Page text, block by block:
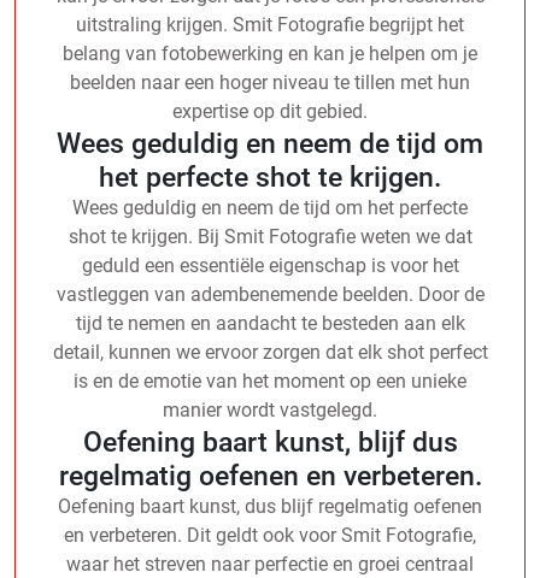
uitstraling krijgen. Smit Fotografie begrijpt het
belang van fotobewerking en kan je helpen om je
beelden naar een hoger niveau te tillen met hun
expertise op dit gebied.
Wees geduldig en neem de tijd om
het perfecte shot te krijgen.
Wees geduldig en neem de tijd om het perfecte
shot te krijgen. Bij Smit Fotografie weten we dat
geduld een essentiële eigenschap is voor het
vastleggen van adembenemende beelden. Door de
tijd te nemen en aandacht te besteden aan elk
detail, kunnen we ervoor zorgen dat elk shot perfect
is en de emotie van het moment op een unieke
manier wordt vastgelegd.
Oefening baart kunst, blijf dus
regelmatig oefenen en verbeteren.
Oefening baart kunst, dus blijf regelmatig oefenen
en verbeteren. Dit geldt ook voor Smit Fotografie,
waar het streven naar perfectie en groei centraal